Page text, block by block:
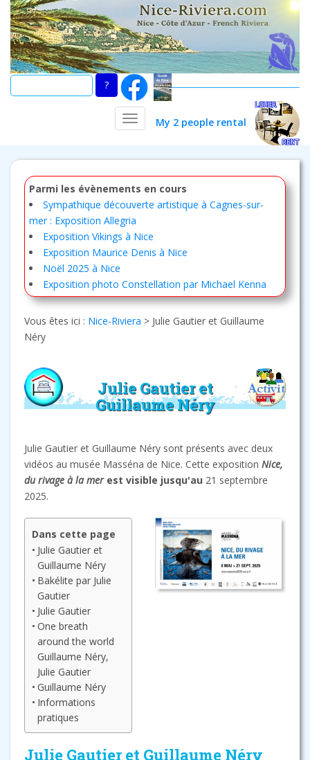
Skip
main
content
My 2 people rental
TOGGLE NAVIGATION
Parmi les évènements en cours
Sympathique découverte artistique à Cagnes-sur-
mer : Exposition Allegria
Exposition Vikings à Nice
Exposition Maurice Denis à Nice
Noël 2025 à Nice
Exposition photo Constellation par Michael Kenna
Vous êtes ici : Nice-Riviera > Julie Gautier et Guillaume
Néry
Julie Gautier et
Guillaume Néry
Julie Gautier et Guillaume Néry sont présents avec deux
vidéos au musée Masséna de Nice. Cette exposition Nice,
du rivage à la mer est visible jusqu'au 21 septembre
2025.
Dans cette page
Julie Gautier et
Guillaume Néry
Bakélite par Julie
Gautier
Julie Gautier
One breath
around the world
Guillaume Néry,
Julie Gautier
Guillaume Néry
Informations
pratiques
Julie Gautier et Guillaume Néry